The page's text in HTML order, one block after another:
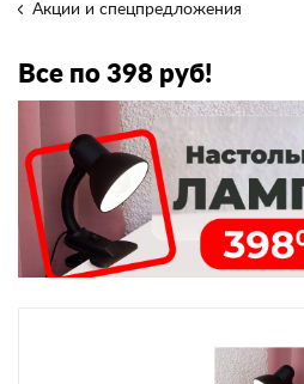
Акции и спецпредложения
Все по 398 руб!